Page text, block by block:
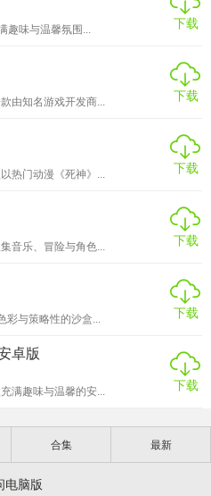
趣味与温馨氛围...
下载
由知名游戏开发商...
下载
热门动漫《死神》...
下载
音乐、冒险与角色...
下载
彩与策略性的沙盒...
下载
卓版
满趣味与温馨的安...
下载
合集 最新
电脑版